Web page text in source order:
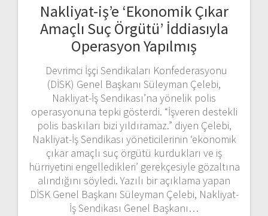
Nakliyat-iş’e ‘Ekonomik Çıkar
Amaçlı Suç Örgütü’ İddiasıyla
Operasyon Yapılmış
Devrimci İşçi Sendikaları Konfederasyonu
(DİSK) Genel Başkanı Süleyman Çelebi,
Nakliyat-İş Sendikası’na yönelik polis
operasyonuna tepki gösterdi. “İşveren destekli
polis baskıları bizi yıldıramaz.” diyen Çelebi,
Nakliyat-İş Sendikası yöneticilerinin ‘ekonomik
çıkar amaçlı suç örgütü kurdukları ve iş
hürriyetini engelledikleri’ gerekçesiyle gözaltına
alındığını söyledi. Yazılı bir açıklama yapan
DİSK Genel Başkanı Süleyman Çelebi, Nakliyat-
İş Sendikası Genel Başkanı…